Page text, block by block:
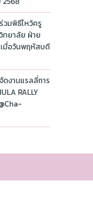
วมพิธีไหว้ครู
ทยาลัย ฝ่าย
เมื่อวันพฤหัสบดี
ดงานแรลลี่การ
RALLY